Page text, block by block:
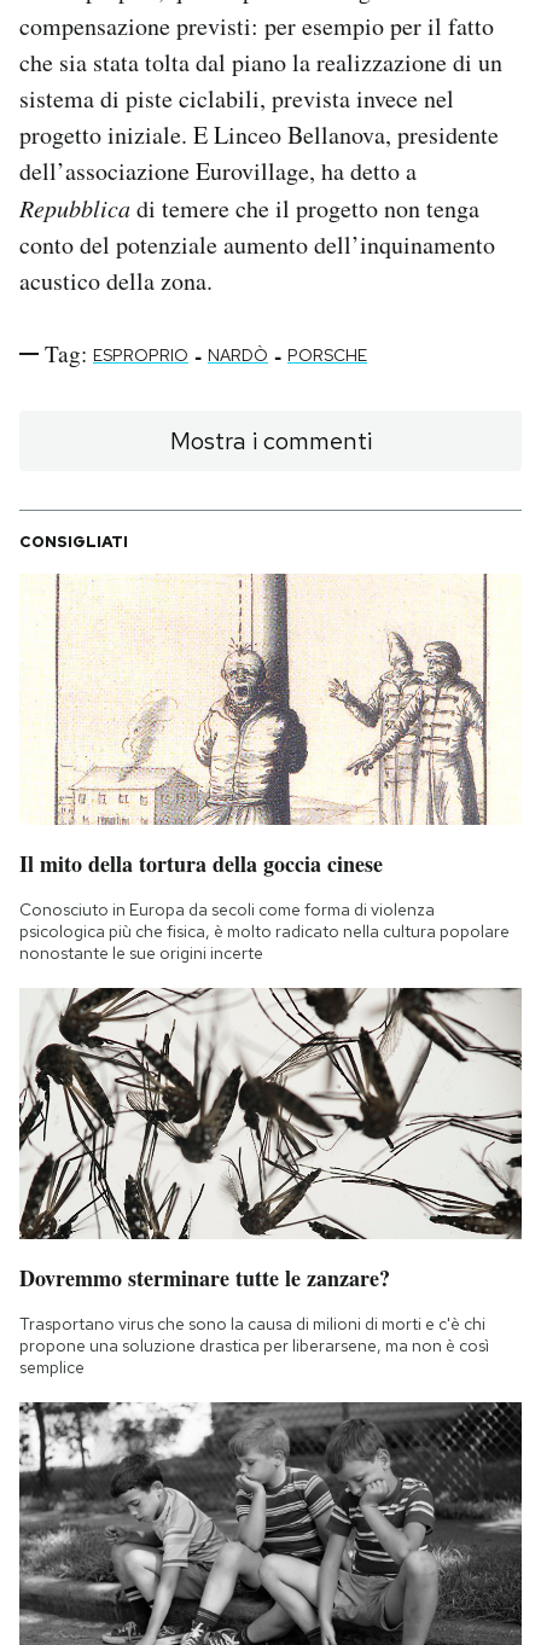
compensazione previsti: per esempio per il fatto
che sia stata tolta dal piano la realizzazione di un
sistema di piste ciclabili, prevista invece nel
progetto iniziale. E Linceo Bellanova, presidente
dell’associazione Eurovillage, ha detto a
Repubblicadi temere che il progetto non tenga
conto del potenziale aumento dell’inquinamento
acustico della zona.
Tag: ESPROPRIO - NARDÒ - PORSCHE
Mostra i commenti
CONSIGLIATI
Il mito della tortura della goccia cinese
Conosciuto in Europa da secoli come forma di violenza
psicologica più che fisica, è molto radicato nella cultura popolare
nonostante le sue origini incerte
Dovremmo sterminare tutte le zanzare?
Trasportano virus che sono la causa di milioni di morti e c'è chi
propone una soluzione drastica per liberarsene, ma non è così
semplice